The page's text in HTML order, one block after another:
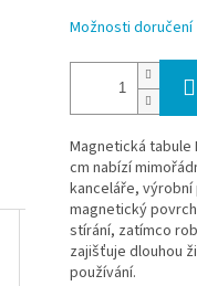
Možnosti doručení
Magnetická tabule
cm nabízí
kanceláře,
magnetický
stírání, zatímco
zajišťuje dlouhou
používání.